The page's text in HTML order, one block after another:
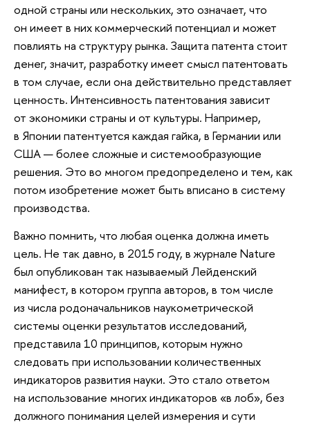
одной страны или нескольких, это означает, что
он имеет в них коммерческий потенциал и может
повлиять на структуру рынка. Защита патента стоит
денег, значит, разработку имеет смысл патентовать
в том случае, если она действительно представляет
ценность. Интенсивность патентования зависит
от экономики страны и от культуры. Например,
в Японии патентуется каждая гайка, в Германии или
США — более сложные и системообразующие
решения. Это во многом предопределено и тем, как
потом изобретение может быть вписано в систему
производства.
Важно помнить, что любая оценка должна иметь
цель. Не так давно, в 2015 году, в журнале Nature
был опубликован так называемый Лейденский
манифест, в котором группа авторов, в том числе
из числа родоначальников наукометрической
системы оценки результатов исследований,
представила 10 принципов, которым нужно
следовать при использовании количественных
индикаторов развития науки. Это стало ответом
на использование многих индикаторов «в лоб», без
должного понимания целей измерения и сути